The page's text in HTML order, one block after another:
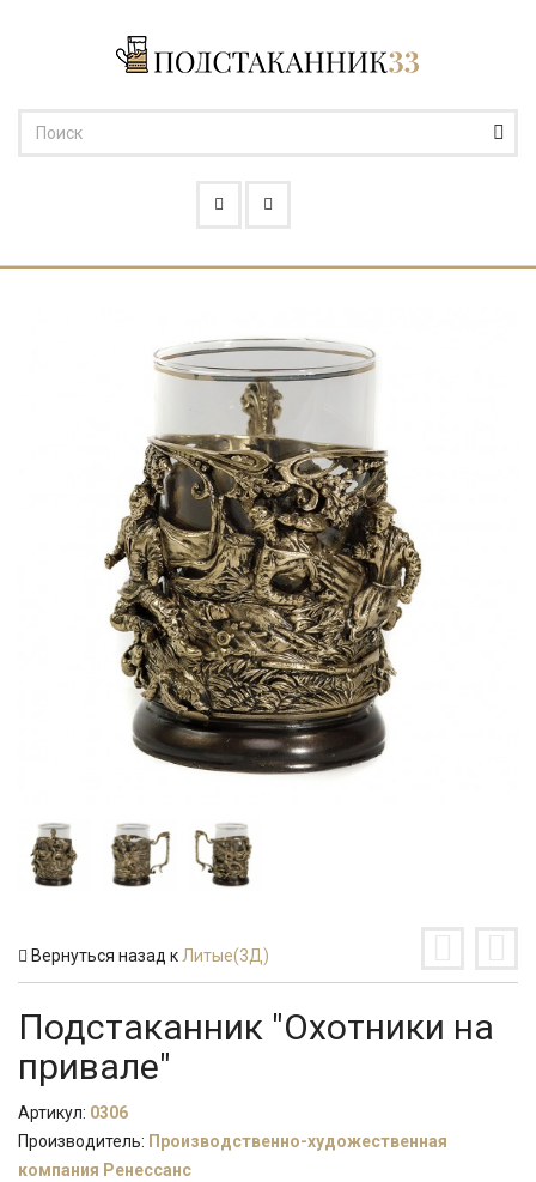
Вернуться назад кЛитые(3Д)
Подстаканник "Охотники на
привале"
Артикул: 0306
Производитель: Производственно-художественная
компания Ренессанс